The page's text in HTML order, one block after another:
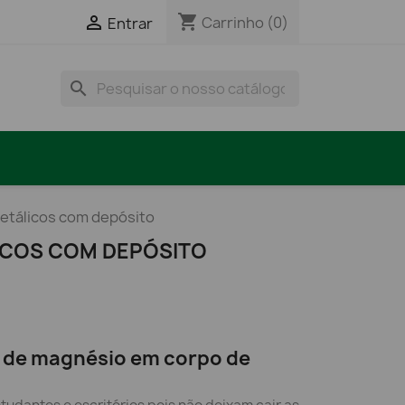
 Entrar shopping_cart Carrinho (0)
search
com depósito
COM DEPÓSITO
magnésio em corpo de